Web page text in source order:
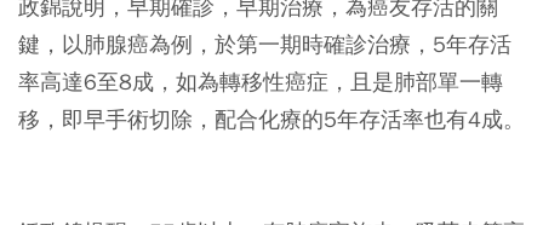
政錦說明，早期確診，早期治療，為癌友存活的關
鍵，以肺腺癌為例，於第一期時確診治療，5年存活
率高達6至8成，如為轉移性癌症，且是肺部單一轉
移，即早手術切除，配合化療的5年存活率也有4成。